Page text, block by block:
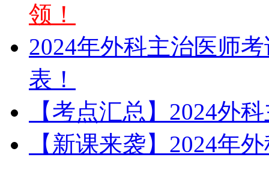
领！
2024年外科主治医师
表！
【考点汇总】2024外
【新课来袭】2024年